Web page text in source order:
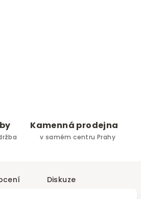
Kamenná prodejna
v samém centru Prahy
Diskuze